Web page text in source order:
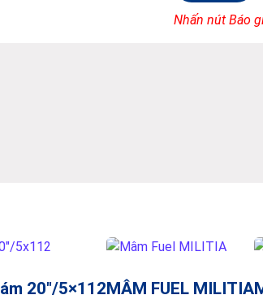
Nhấn nút Báo
20″/5×112MÂM FUEL MILITIA